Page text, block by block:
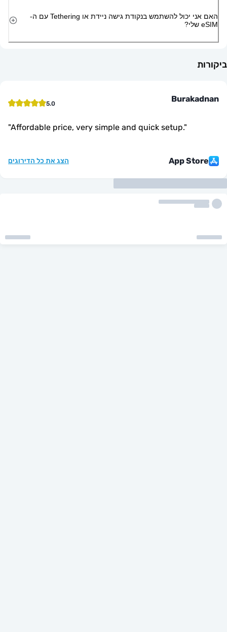
האם אני יכול להשתמש בנקודת גישה ניידת או Tethering עם ה-
"Affordable price, very simple and quick setup.
App הצג את כל הדירוגים